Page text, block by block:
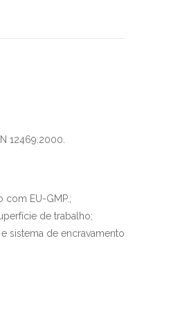
12469:2000.​​
com EU-GMP.​;
de trabalho;
sistema de encravamento